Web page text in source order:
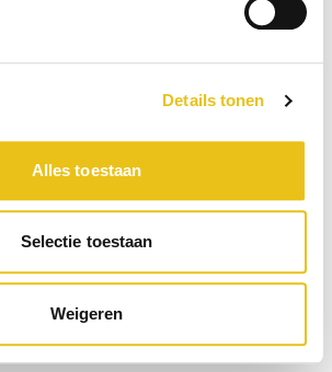
Details tonen
Alles toestaan
Selectie toestaan
Weigeren